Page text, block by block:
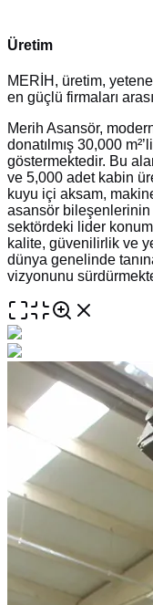
Üretim
MERİH, üretim,
en güçlü firmaları
Merih Asansör,
donatılmış 30,000
göstermektedir. Bu
ve 5,000 adet kabin
kuyu içi aksam,
asansör bileşenlerinin
sektördeki lider
kalite, güvenilirlik ve
dünya genelinde
vizyonunu